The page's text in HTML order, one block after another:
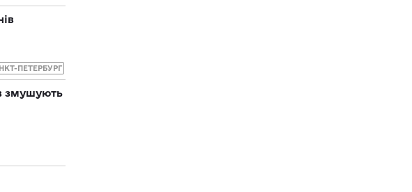
ПЕТЕРБУРГ
змушують